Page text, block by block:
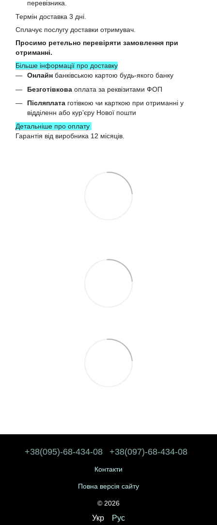
перевізника.
Термін доставка 3 дні.
Сплачує послугу доставки отримувач.
Просимо ретельно перевіряти замовлення при
отриманні.
Більше інформації про доставку
Онлайн банківською картою будь-якого банку
Безготівкова оплата за реквізитами ФОП
Післяплата готівкою чи карткою при отриманні у
відділенн або курʼєру Нової пошти
Детальніше про оплату
Гарантія від виробника 12 місяців.
+38(095)-68-434-08 +38(097)-68-434-08
Контакти
Повна версія сайту
© 2026
Укр Рус